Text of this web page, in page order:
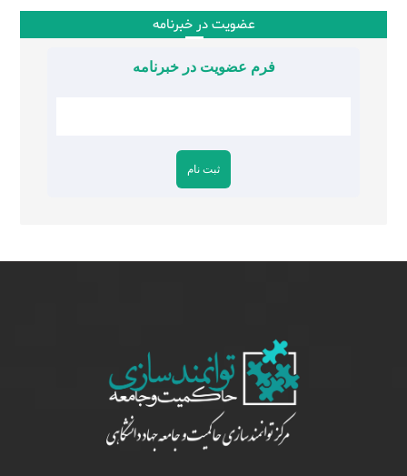
عضویت در خبرنامه
فرم عضویت در خبرنامه